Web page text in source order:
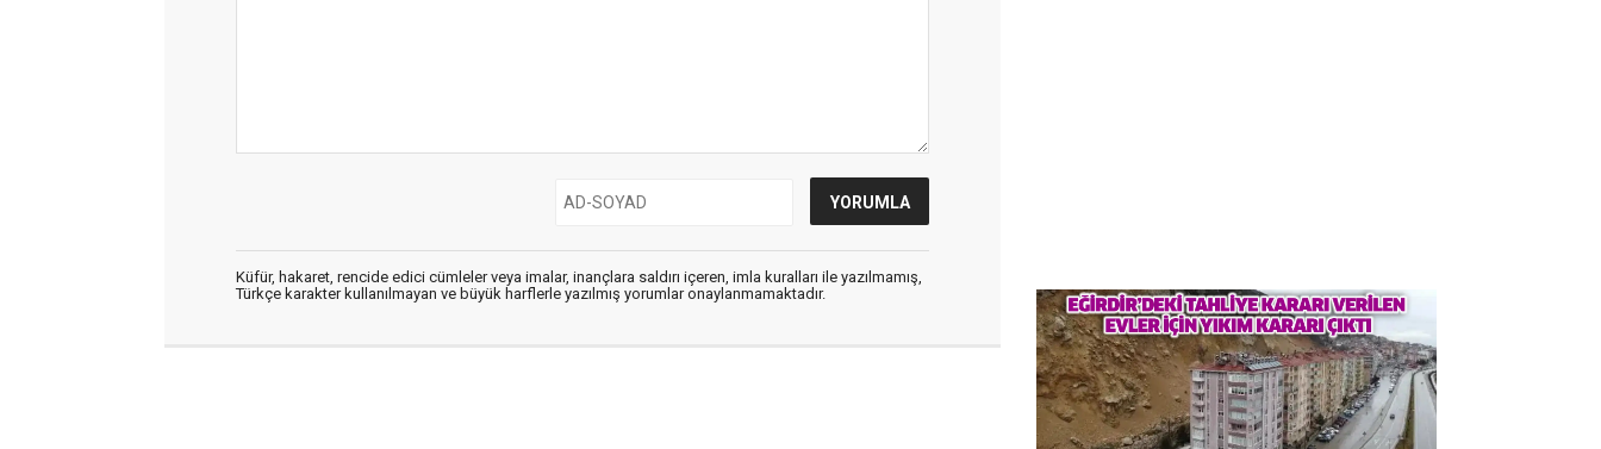
Küfür, hakaret, rencide edici cümleler veya imalar, inançlara saldırı içeren, imla kuralları ile yazılmamış,
Türkçe karakter kullanılmayan ve büyük harflerle yazılmış yorumlar onaylanmamaktadır.